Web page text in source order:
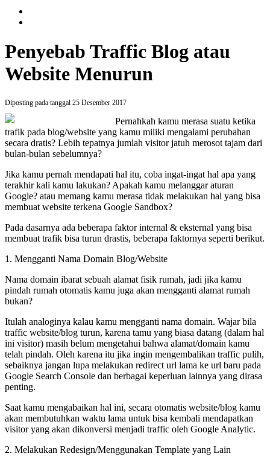
Penyebab Traffic Blog atau
Website Menurun
Diposting pada tanggal 25 Desember 2017
Pernahkah kamu merasa suatu ketika
trafik pada blog/website yang kamu miliki mengalami perubahan
secara dratis? Lebih tepatnya jumlah visitor jatuh merosot tajam dari
bulan-bulan sebelumnya?
Jika kamu pernah mendapati hal itu, coba ingat-ingat hal apa yang
terakhir kali kamu lakukan? Apakah kamu melanggar aturan
Google? atau memang kamu merasa tidak melakukan hal yang bisa
membuat website terkena Google Sandbox?
Pada dasarnya ada beberapa faktor internal & eksternal yang bisa
membuat trafik bisa turun drastis, beberapa faktornya seperti berikut.
1. Mengganti Nama Domain Blog/Website
Nama domain ibarat sebuah alamat fisik rumah, jadi jika kamu
pindah rumah otomatis kamu juga akan mengganti alamat rumah
bukan?
Itulah analoginya kalau kamu mengganti nama domain. Wajar bila
traffic website/blog turun, karena tamu yang biasa datang (dalam hal
ini visitor) masih belum mengetahui bahwa alamat/domain kamu
telah pindah. Oleh karena itu jika ingin mengembalikan traffic pulih,
sebaiknya jangan lupa melakukan redirect url lama ke url baru pada
Google Search Console dan berbagai keperluan lainnya yang dirasa
penting.
Saat kamu mengabaikan hal ini, secara otomatis website/blog kamu
akan membutuhkan waktu lama untuk bisa kembali mendapatkan
visitor yang akan dikonversi menjadi traffic oleh Google Analytic.
2. Melakukan Redesign/Menggunakan Template yang Lain